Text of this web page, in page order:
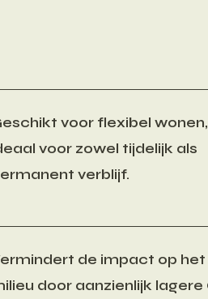
voor flexibel wonen,
voor zowel tijdelijk als
verblijf.
de impact op het
door aanzienlijk lagere